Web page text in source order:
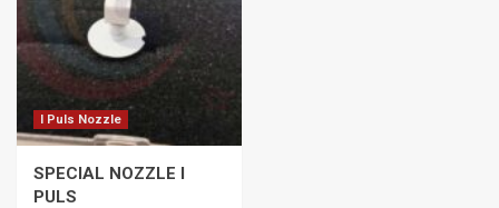
I Puls Nozzle
SPECIAL NOZZLE I
PULS